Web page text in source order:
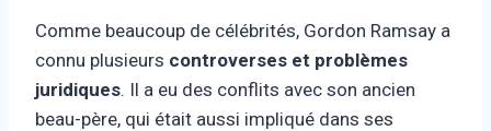
Comme beaucoup de célébrités, Gordon Ramsay a
connu plusieurs controverses et problèmes
juridiques. Il a eu des conflits avec son ancien
beau-père, qui était aussi impliqué dans ses